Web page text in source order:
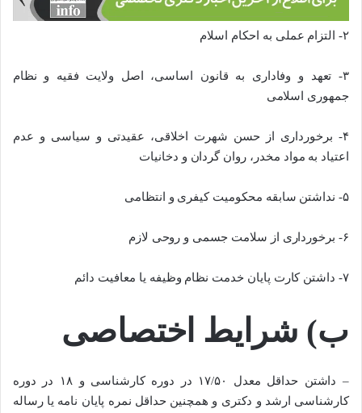
۲- التزام عملی به احکام اسلام
۳- تعهد و وفاداری به قانون اساسی، اصل ولایت فقیه و نظام
جمهوری اسلامی
۴- برخورداری از حسن شهرت اخلاقی، عقیدتی و سیاسی و عدم
اعتیاد به مواد مخدر، روان گردان و دخانیات
۵- نداشتن سابقه محکومیت کیفری و انتظامی
۶- برخورداری از سلامت جسمی و روحی لازم
۷- داشتن کارت پایان خدمت نظام وظیفه یا معافیت دائم
ب) شرایط اختصاصی
– داشتن حداقل معدل ۱۷/۵۰ در دوره کارشناسی و ۱۸ در دوره
کارشناسی ارشد و دکتری و همچنین حداقل نمره پایان نامه یا رساله